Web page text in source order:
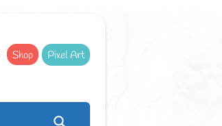
Shop Pixel Art